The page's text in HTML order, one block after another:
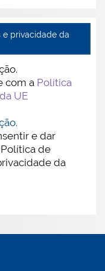
e privacidade da
com a Política
UE
e dar
de
da